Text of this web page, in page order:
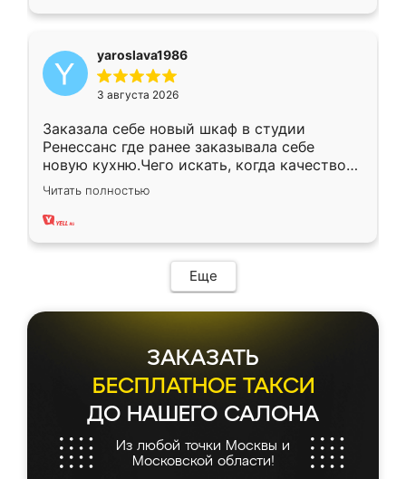
yaroslava1986
3 августа 2026
Заказала себе новый шкаф в студии
Ренессанс где ранее заказывала себе
новую кухню.Чего искать, когда качеством
вполне довольна. Служит кухня уже почти
два года, нареканий нет.
Читать полностью
Еще
ЗАКАЗАТЬ
БЕСПЛАТНОЕ ТАКСИ
ДО НАШЕГО САЛОНА
Из любой точки Москвы и
Московской области!